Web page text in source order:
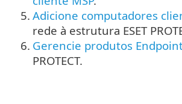
5. Adicione computadores
rede à estrutura ESET
6. Gerencie produtos
PROTECT.